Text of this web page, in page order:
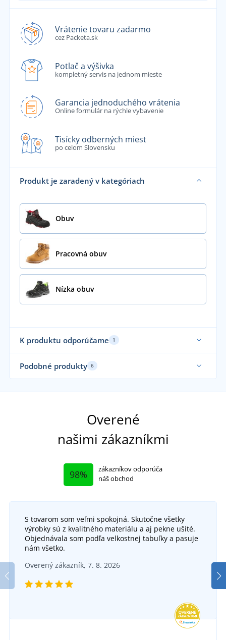
Vrátenie tovaru zadarmo
cez Packeta.sk
Potlač a výšivka
kompletný servis na jednom mieste
Garancia jednoduchého vrátenia
Online formulár na rýchle vybavenie
Tisícky odberných miest
po celom Slovensku
Produkt je zaradený v kategóriach
Obuv
Pracovná obuv
Nízka obuv
K produktu odporúčame 1
Pracovná obuv DOZER S3
Podobné produkty 6
Bezpečnostná nízka obuv CXS Universe COMET
DO 5 DNÍ
Overené
našimi zákazníkmi
98%
zákazníkov odporúča
náš obchod
S tovarom som veľmi spokojná. Skutočne všetky
výrobky sú z kvalitného materiálu a aj pekne ušité.
Objednávala som podľa velkostnej tabuľky a pasuje
nám všetko.
Overený zákazník, 7. 8. 2026